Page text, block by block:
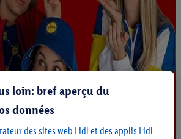
loin: bref aperçu du
données
des sites web Lidl et des applis Lidl